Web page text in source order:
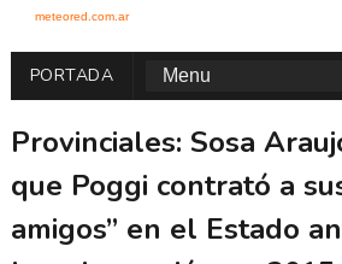
PORTADA
Provinciales: Sosa
que Poggi contrató a
amigos” en el Estado